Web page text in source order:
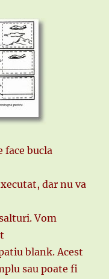
face bucla
dar nu va
Vom
blank. Acest
sau poate fi